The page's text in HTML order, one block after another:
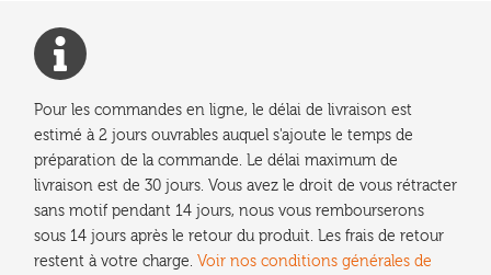
Pour les commandes en ligne, le délai de livraison est
estimé à 2 jours ouvrables auquel s'ajoute le temps de
préparation de la commande. Le délai maximum de
livraison est de 30 jours. Vous avez le droit de vous rétracter
sans motif pendant 14 jours, nous vous rembourserons
sous 14 jours après le retour du produit. Les frais de retour
restent à votre charge. Voir nos conditions générales de